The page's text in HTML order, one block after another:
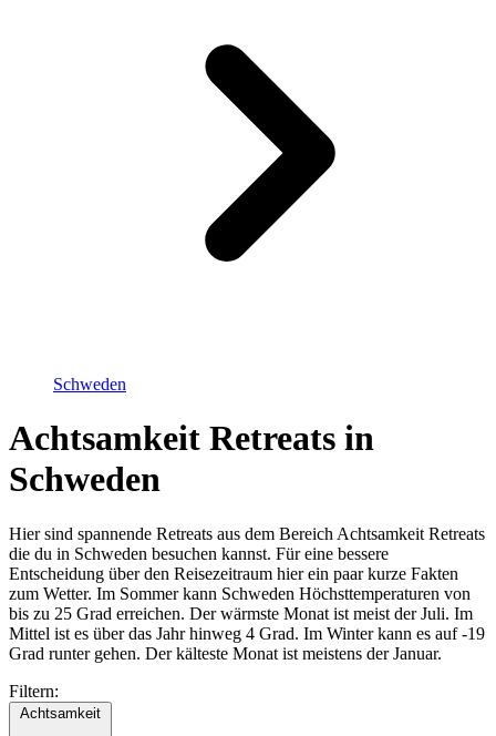
Schweden
Achtsamkeit Retreats in
Schweden
Hier sind spannende Retreats aus dem Bereich Achtsamkeit Retreats
die du in Schweden besuchen kannst. Für eine bessere
Entscheidung über den Reisezeitraum hier ein paar kurze Fakten
zum Wetter. Im Sommer kann Schweden Höchsttemperaturen von
bis zu 25 Grad erreichen. Der wärmste Monat ist meist der Juli. Im
Mittel ist es über das Jahr hinweg 4 Grad. Im Winter kann es auf -19
Grad runter gehen. Der kälteste Monat ist meistens der Januar.
Filtern:
Achtsamkeit